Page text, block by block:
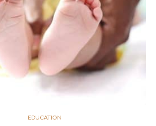
EDUCATION